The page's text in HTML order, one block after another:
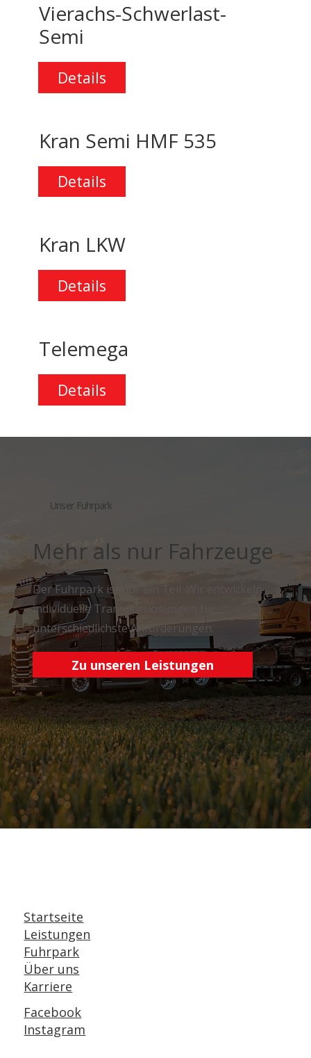
Vierachs-Schwerlast-
Semi
Details
Kran Semi HMF 535
Details
Kran LKW
Details
Telemega
Details
Unser Fuhrpark
Mehr als nur Fahrzeuge
Der Fuhrpark ist nur ein Teil. Wir entwickeln
individuelle Transportlösungen für
unterschiedlichste Anforderungen.
Zu unseren Leistungen
Startseite
Leistungen
Fuhrpark
Über uns
Karriere
Facebook
Instagram